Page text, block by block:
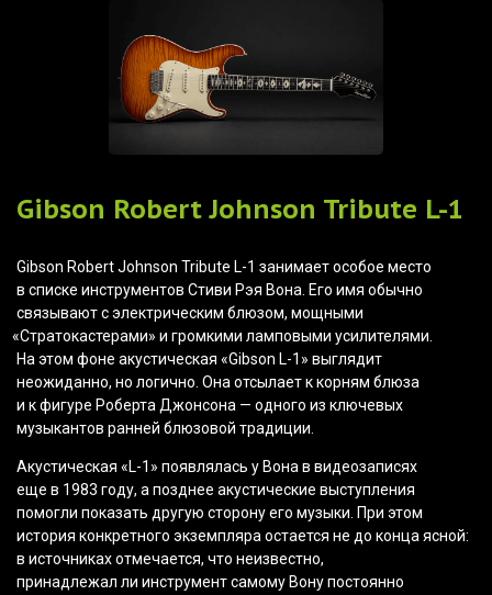
Gibson Robert Johnson Tribute L-1
Gibson Robert Johnson Tribute L-1 занимает особое место
в списке инструментов Стиви Рэя Вона. Его имя обычно
связывают с электрическим блюзом, мощными
«Стратокастерами» и громкими ламповыми усилителями.
На этом фоне акустическая «Gibson L-1» выглядит
неожиданно, но логично. Она отсылает к корням блюза
и к фигуре Роберта Джонсона — одного из ключевых
музыкантов ранней блюзовой традиции.
Акустическая «L-1» появлялась у Вона в видеозаписях
еще в 1983 году, а позднее акустические выступления
помогли показать другую сторону его музыки. При этом
история конкретного экземпляра остается не до конца ясной:
в источниках отмечается, что неизвестно,
принадлежал ли инструмент самому Вону постоянно